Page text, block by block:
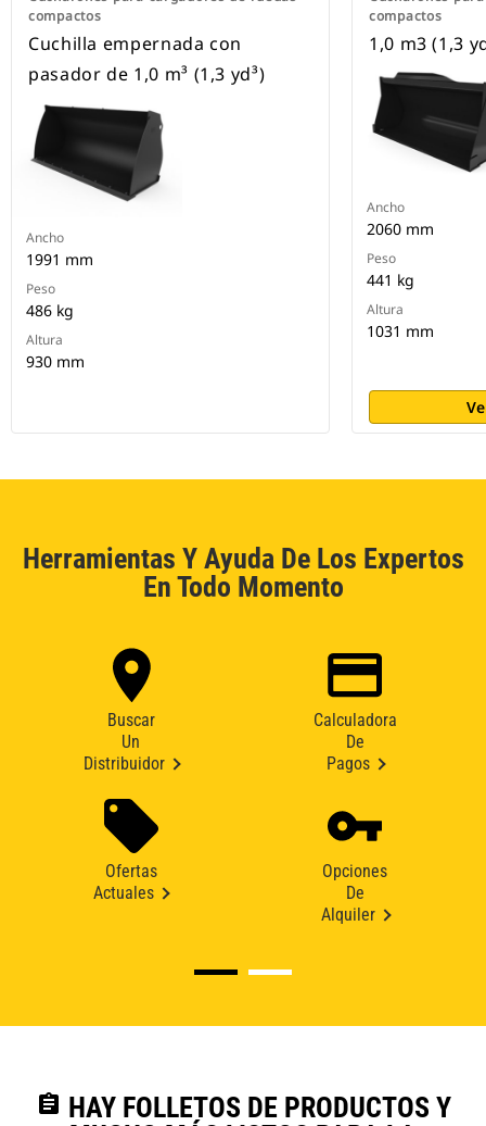
compactos
Cuchilla empernada con
pasador de 1,0 m³ (1,3 yd³)
Ancho
1991 mm
Peso
486 kg
Altura
930 mm
compactos
1,0 m3 (1,3
Ancho
2060 mm
Peso
441 kg
Altura
1031 mm
Herramientas Y Ayuda De Los Expertos
En Todo Momento
Buscar
Un
Distribuidor
Calculadora
De
Pagos
Ofertas
Actuales
Opciones
De
Alquiler
assignment HAY FOLLETOS DE PRODUCTOS Y